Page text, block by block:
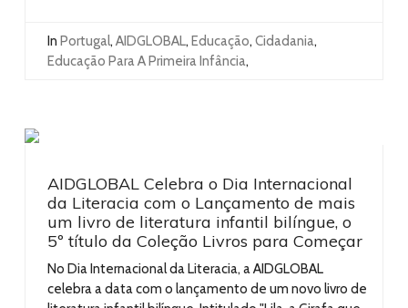
In Portugal, AIDGLOBAL, Educação, Cidadania,
Educação Para A Primeira Infância,
AIDGLOBAL Celebra o Dia Internacional
da Literacia com o Lançamento de mais
um livro de literatura infantil bilíngue, o
5º título da Coleção Livros para Começar
No Dia Internacional da Literacia, a AIDGLOBAL
celebra a data com o lançamento de um novo livro de